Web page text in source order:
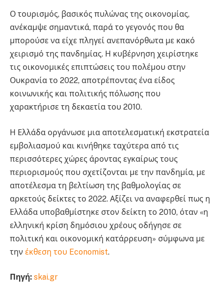
Ο τουρισμός, βασικός πυλώνας της οικονομίας,
ανέκαμψε σημαντικά, παρά το γεγονός που θα
μπορούσε να είχε πληγεί ανεπανόρθωτα με κακό
χειρισμό της πανδημίας. Η κυβέρνηση χειρίστηκε
τις οικονομικές επιπτώσεις του πολέμου στην
Ουκρανία το 2022, αποτρέποντας ένα είδος
κοινωνικής και πολιτικής πόλωσης που
χαρακτήρισε τη δεκαετία του 2010.
Η Ελλάδα οργάνωσε μια αποτελεσματική εκστρατεία
εμβολιασμού και κινήθηκε ταχύτερα από τις
περισσότερες χώρες άροντας εγκαίρως τους
περιορισμούς που σχετίζονται με την πανδημία, με
αποτέλεσμα τη βελτίωση της βαθμολογίας σε
αρκετούς δείκτες το 2022. Αξίζει να αναφερθεί πως η
Ελλάδα υποβαθμίστηκε στον δείκτη το 2010, όταν «η
ελληνική κρίση δημόσιου χρέους οδήγησε σε
πολιτική και οικονομική κατάρρευση» σύμφωνα με
την έκθεση του Economist.
Πηγή: skai.gr